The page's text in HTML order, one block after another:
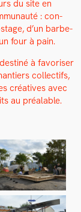
du site en
: con­
d’un bar­be­
four à pain.
à favoris­er
col­lec­tifs,
créa­tives avec
au préal­able.